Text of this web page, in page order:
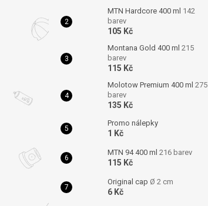
MTN Hardcore 400 ml 142
barev
105 Kč
Montana Gold 400 ml 215
barev
115 Kč
Molotow Premium 400 ml 275
barev
135 Kč
Promo nálepky
1 Kč
MTN 94 400 ml 216 barev
115 Kč
Original cap Ø 2 cm
6 Kč